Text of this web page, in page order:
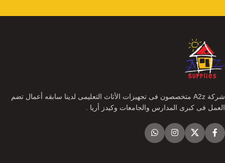
شركة A2z متخصصون فى تجهيزات الأثاث التعليمى لدينا سابقه أعمال تضم
العمل فى كبرى المدارس والجامعات وكيدز أريا .